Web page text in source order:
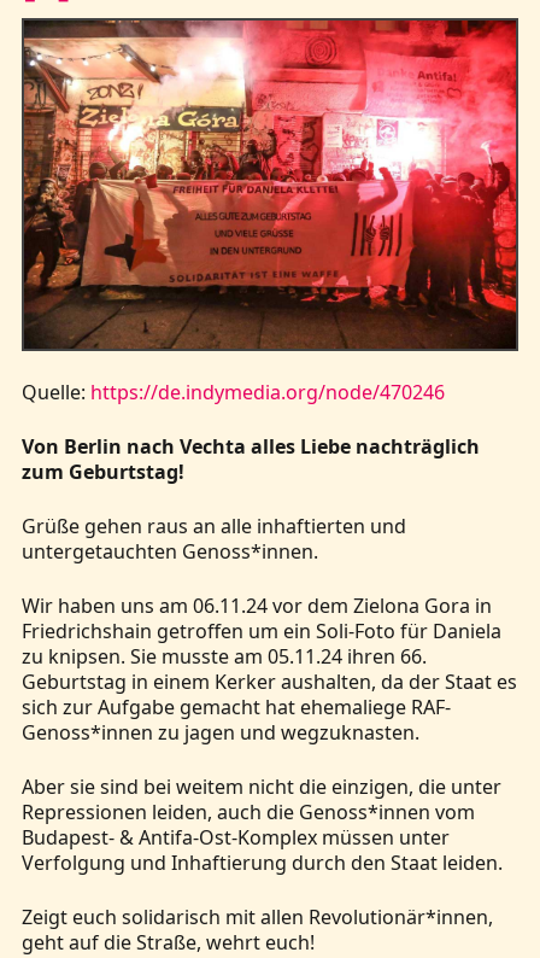
Quelle: https://de.indymedia.org/node/470246
Von Berlin nach Vechta alles Liebe nachträglich
zum Geburtstag!
Grüße gehen raus an alle inhaftierten und
untergetauchten Genoss*innen.
Wir haben uns am 06.11.24 vor dem Zielona Gora in
Friedrichshain getroffen um ein Soli-Foto für Daniela
zu knipsen. Sie musste am 05.11.24 ihren 66.
Geburtstag in einem Kerker aushalten, da der Staat es
sich zur Aufgabe gemacht hat ehemaliege RAF-
Genoss*innen zu jagen und wegzuknasten.
Aber sie sind bei weitem nicht die einzigen, die unter
Repressionen leiden, auch die Genoss*innen vom
Budapest- & Antifa-Ost-Komplex müssen unter
Verfolgung und Inhaftierung durch den Staat leiden.
Zeigt euch solidarisch mit allen Revolutionär*innen,
geht auf die Straße, wehrt euch!